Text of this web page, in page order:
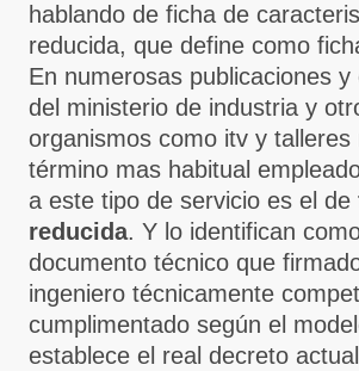
hablando de ficha de
reducida, que define como
En numerosas publicaciones
del ministerio de industria y
organismos como itv y talleres
término mas habitual
a este tipo de servicio es el de
reducida. Y lo identifican
documento técnico que
ingeniero técnicamente
cumplimentado según el
establece el real decreto